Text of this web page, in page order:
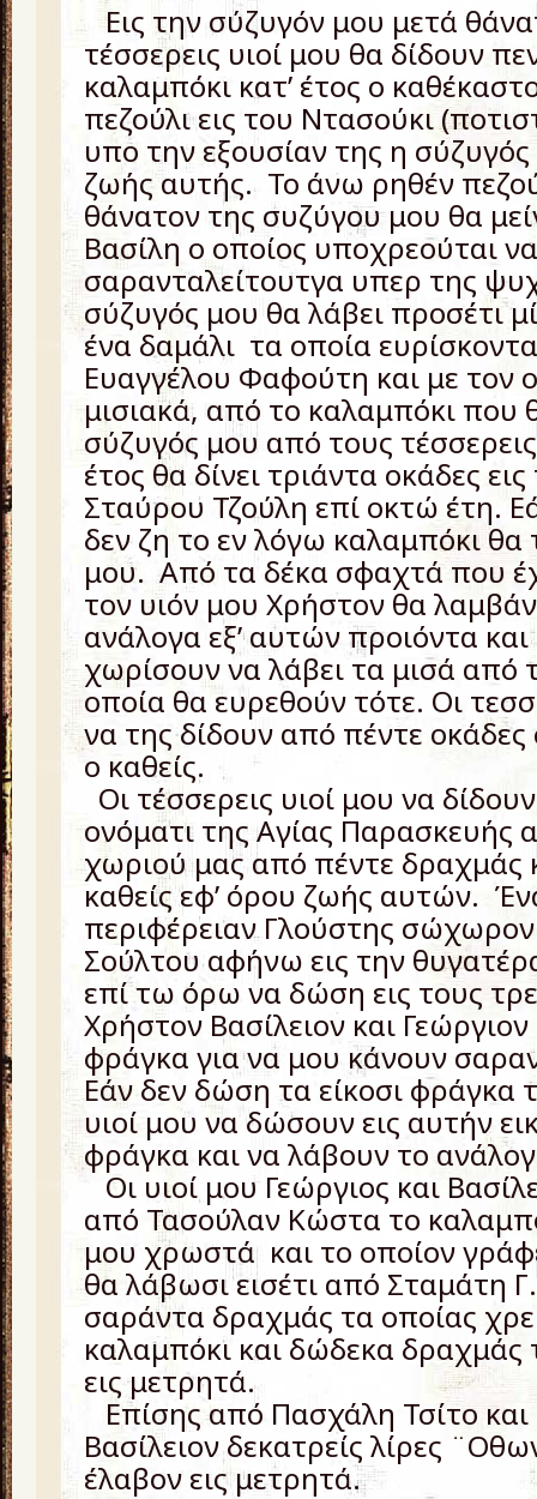
Εις την σύζυγόν μου μετά
τέσσερεις υιοί μου θα δίδουν
καλαμπόκι κατ’ έτος ο
πεζούλι εις του Ντασούκι
υπο την εξουσίαν της η
ζωής αυτής. Το άνω ρηθέν
θάνατον της συζύγου μου θα
Βασίλη ο οποίος υποχρεούται
σαρανταλείτουτγα υπερ της
σύζυγός μου θα λάβει προσέτι
ένα δαμάλι τα οποία
Ευαγγέλου Φαφούτη και με τον
μισιακά, από το καλαμπόκι που
σύζυγός μου από τους
έτος θα δίνει τριάντα οκάδες
Σταύρου Τζούλη επί οκτώ έτη.
δεν ζη το εν λόγω καλαμπόκι θα
μου. Από τα δέκα σφαχτά που
τον υιόν μου Χρήστον θα
ανάλογα εξ’ αυτών προιόντα
χωρίσουν να λάβει τα μισά από
οποία θα ευρεθούν τότε. Οι
να της δίδουν από πέντε οκάδες
ο καθείς.
Οι τέσσερεις υιοί μου να
ονόματι της Αγίας Παρασκευής
χωριού μας από πέντε δραχμάς
καθείς εφ’ όρου ζωής αυτών.
περιφέρειαν Γλούστης
Σούλτου αφήνω εις την
επί τω όρω να δώση εις τους
Χρήστον Βασίλειον και Γεώργιον
φράγκα για να μου κάνουν
Εάν δεν δώση τα είκοσι φράγκα
υιοί μου να δώσουν εις αυτήν
φράγκα και να λάβουν το
Οι υιοί μου Γεώργιος και
από Τασούλαν Κώστα το
μου χρωστά και το οποίον
θα λάβωσι εισέτι από Σταμάτη
σαράντα δραχμάς τα οποίας
καλαμπόκι και δώδεκα δραχμάς
εις μετρητά.
Επίσης από Πασχάλη Τσίτο και
Βασίλειον δεκατρείς λίρες
έλαβον εις μετρητά.